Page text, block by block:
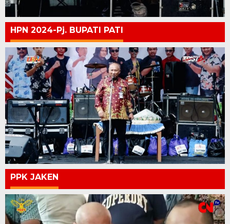
HPN 2024-Pj. BUPATI PATI
PPK JAKEN